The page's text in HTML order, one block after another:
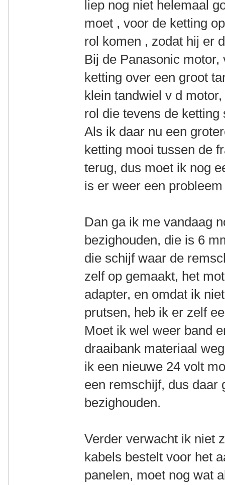
liep nog niet helemaal
moet , voor de ketting
rol komen , zodat hij er
Bij de Panasonic
ketting over een groot
klein tandwiel v d
rol die tevens de ketting
Als ik daar nu een
ketting mooi tussen de
terug, dus moet ik nog
is er weer een
Dan ga ik me vandaag
bezighouden, die is 6
die schijf waar de
zelf op gemaakt, het
adapter, en omdat ik
prutsen, heb ik er zelf
Moet ik wel weer band
draaibank materiaal
ik een nieuwe 24 volt
een remschijf, dus daar
bezighouden.
Verder verwacht ik niet
kabels bestelt voor het
panelen, moet nog wat